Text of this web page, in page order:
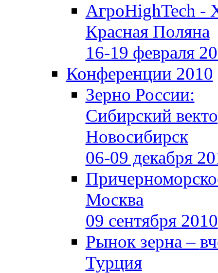
АгроHighTech -
Красная Поляна
16-19 февраля
Конференции 2010
Зерно России:
Сибирский
Новосибирск
06-09 декабря
Москва
09 сентября 2010
Рынок зерна –
Турция